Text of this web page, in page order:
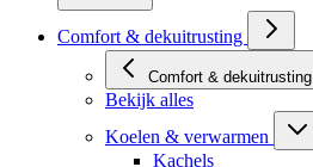
Comfort & dekuitrusting
Comfort & dekuitrusting
Bekijk alles
Koelen & verwarmen
Kachels